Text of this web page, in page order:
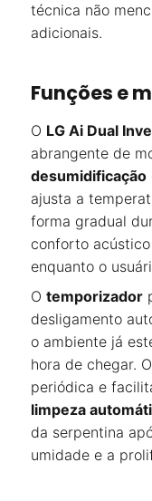
técnica não
adicionais.
Funções e
O LG Ai Dual
abrangente de
desumidificação
ajusta a
forma gradual
conforto
enquanto o
O temporizador
desligamento
o ambiente já
hora de chegar. O
periódica e
limpeza
da serpentina
umidade e a